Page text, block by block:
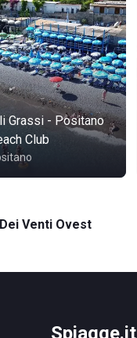
Grassi - Positano
Club
Venti Ovest
Spiagge.it